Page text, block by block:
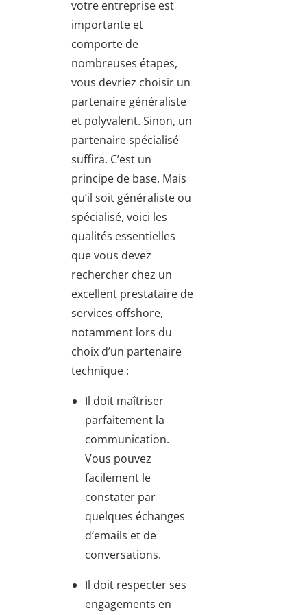
votre entreprise est
importante et
comporte de
nombreuses étapes,
vous devriez choisir un
partenaire généraliste
et polyvalent. Sinon, un
partenaire spécialisé
suffira. C’est un
principe de base. Mais
qu’il soit généraliste ou
spécialisé, voici les
qualités essentielles
que vous devez
rechercher chez un
excellent prestataire de
services offshore,
notamment lors du
choix d’un partenaire
technique :
Il doit maîtriser
parfaitement la
communication.
Vous pouvez
facilement le
constater par
quelques échanges
d’emails et de
conversations.
Il doit respecter ses
engagements en